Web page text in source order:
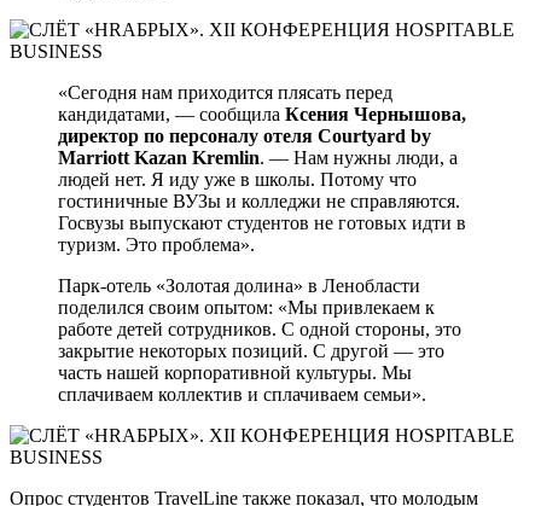
«Сегодня нам приходится плясать перед
кандидатами, — сообщила Ксения Чернышова,
директор по персоналу отеля Courtyard by
Marriott Kazan Kremlin. — Нам нужны люди, а
людей нет. Я иду уже в школы. Потому что
гостиничные ВУЗы и колледжи не справляются.
Госвузы выпускают студентов не готовых идти в
туризм. Это проблема».
Парк-отель «Золотая долина» в Ленобласти
поделился своим опытом: «Мы привлекаем к
работе детей сотрудников. С одной стороны, это
закрытие некоторых позиций. С другой — это
часть нашей корпоративной культуры. Мы
сплачиваем коллектив и сплачиваем семьи».
Опрос студентов TravelLine также показал, что молодым